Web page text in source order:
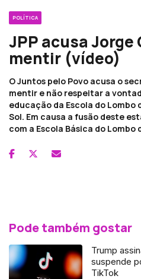
POLÍTICA
JPP acusa Jorge
mentir (vídeo)
O Juntos pelo Povo acusa o
mentir e não respeitar a
educação da Escola do Lombo
Sol. Em causa a fusão deste
com a Escola Básica do Lombo
Pode também gostar
Trump
suspende
TikTok